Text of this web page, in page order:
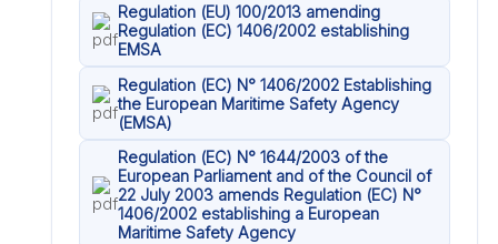
Regulation (EU) 100/2013 amending
Regulation (EC) 1406/2002 establishing
EMSA
Regulation (EC) N° 1406/2002 Establishing
the European Maritime Safety Agency
(EMSA)
Regulation (EC) N° 1644/2003 of the
European Parliament and of the Council of
22 July 2003 amends Regulation (EC) N°
1406/2002 establishing a European
Maritime Safety Agency